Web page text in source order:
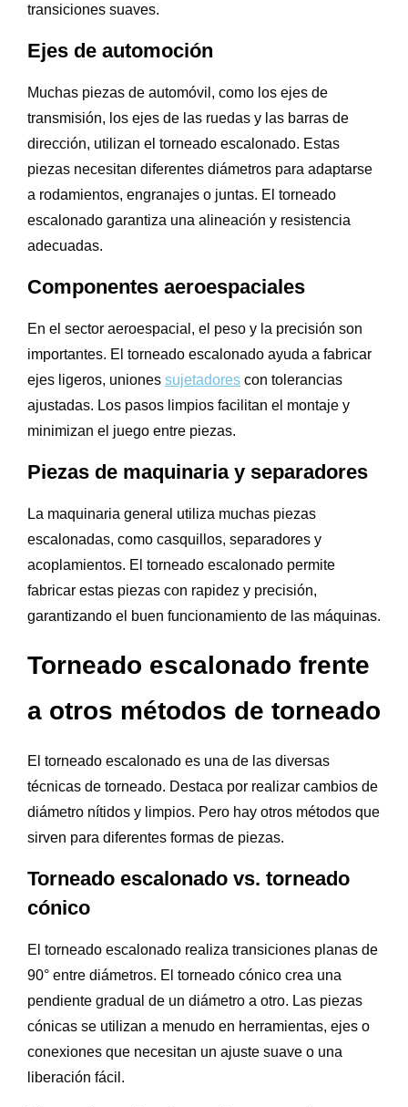
transiciones suaves.
Ejes de automoción
Muchas piezas de automóvil, como los ejes de
transmisión, los ejes de las ruedas y las barras de
dirección, utilizan el torneado escalonado. Estas
piezas necesitan diferentes diámetros para adaptarse
a rodamientos, engranajes o juntas. El torneado
escalonado garantiza una alineación y resistencia
adecuadas.
Componentes aeroespaciales
En el sector aeroespacial, el peso y la precisión son
importantes. El torneado escalonado ayuda a fabricar
ejes ligeros, uniones sujetadores con tolerancias
ajustadas. Los pasos limpios facilitan el montaje y
minimizan el juego entre piezas.
Piezas de maquinaria y separadores
La maquinaria general utiliza muchas piezas
escalonadas, como casquillos, separadores y
acoplamientos. El torneado escalonado permite
fabricar estas piezas con rapidez y precisión,
garantizando el buen funcionamiento de las máquinas.
Torneado escalonado frente
a otros métodos de torneado
El torneado escalonado es una de las diversas
técnicas de torneado. Destaca por realizar cambios de
diámetro nítidos y limpios. Pero hay otros métodos que
sirven para diferentes formas de piezas.
Torneado escalonado vs. torneado
cónico
El torneado escalonado realiza transiciones planas de
90° entre diámetros. El torneado cónico crea una
pendiente gradual de un diámetro a otro. Las piezas
cónicas se utilizan a menudo en herramientas, ejes o
conexiones que necesitan un ajuste suave o una
liberación fácil.